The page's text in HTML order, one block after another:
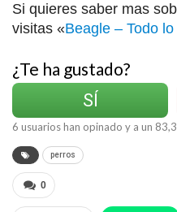
Si quieres saber mas
visitas «Beagle – Todo
¿Te ha gustado?
SÍ
6 usuarios han opinado y a un
perros
0